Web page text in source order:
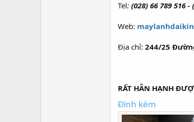
Tel: (028) 66 789 516 -
Web:
Địa chỉ: 244/25
RẤT HÂN HẠNH
Đính kèm